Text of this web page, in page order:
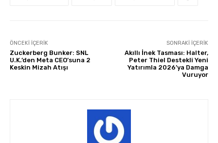
ÖNCEKI İÇERIK
Zuckerberg Bunker: SNL
U.K.’den Meta CEO’suna 2
Keskin Mizah Atışı
SONRAKI İÇERIK
Akıllı İnek Tasması: Halter,
Peter Thiel Destekli Yeni
Yatırımla 2026’ya Damga
Vuruyor